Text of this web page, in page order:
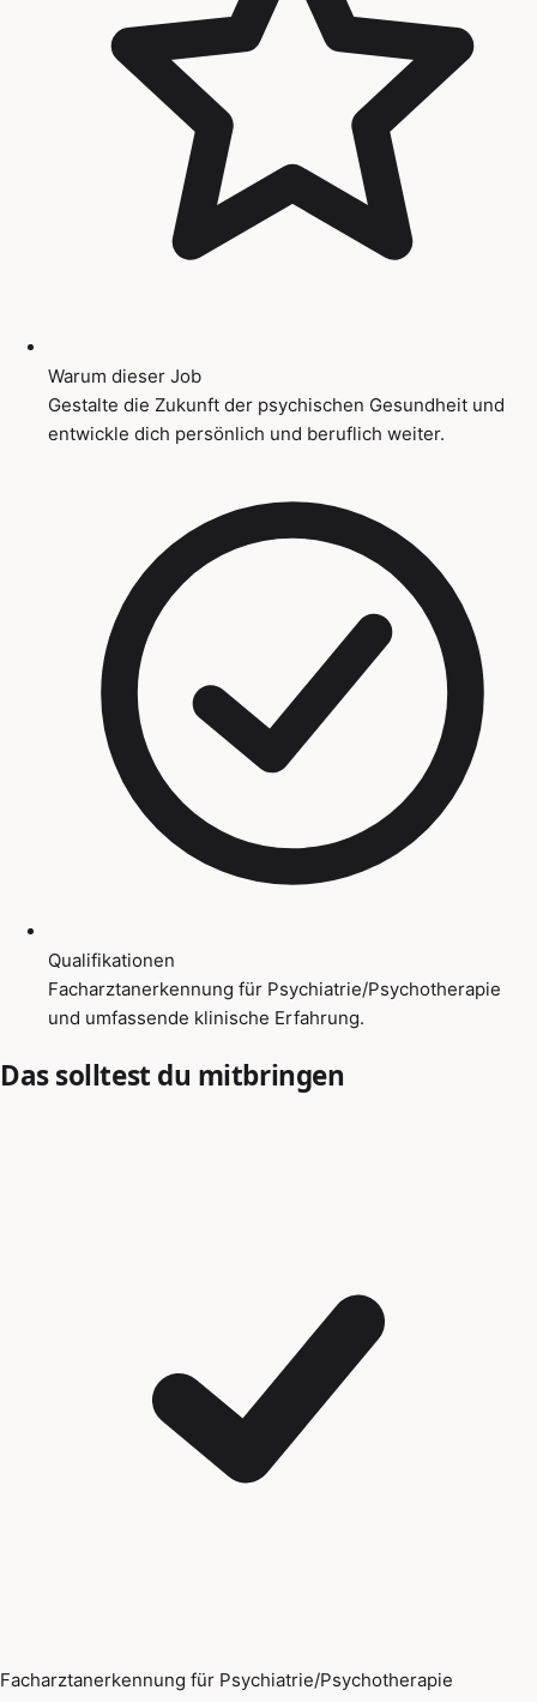
Warum dieser Job
Gestalte die Zukunft der psychischen Gesundheit und
entwickle dich persönlich und beruflich weiter.
Qualifikationen
Facharztanerkennung für Psychiatrie/Psychotherapie
und umfassende klinische Erfahrung.
Das solltest du mitbringen
Facharztanerkennung für Psychiatrie/Psychotherapie